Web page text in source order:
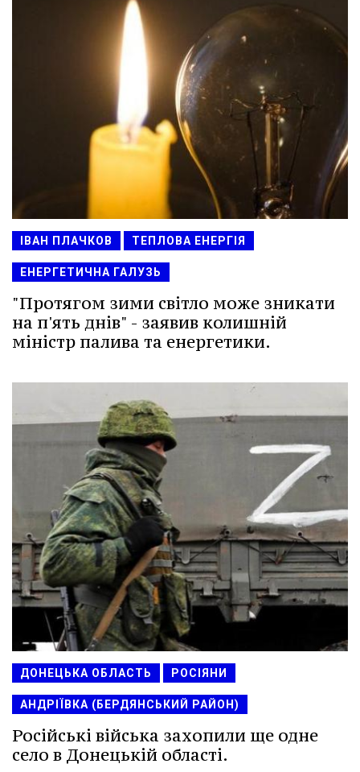
ІВАН ПЛАЧКОВ ТЕПЛОВА ЕНЕРГІЯ
ЕНЕРГЕТИЧНА ГАЛУЗЬ
"Протягом зими світло може зникати
на п'ять днів" - заявив колишній
міністр палива та енергетики.
ДОНЕЦЬКА ОБЛАСТЬ РОСІЯНИ
АНДРІЇВКА (БЕРДЯНСЬКИЙ РАЙОН)
Російські війська захопили ще одне
село в Донецькій області.